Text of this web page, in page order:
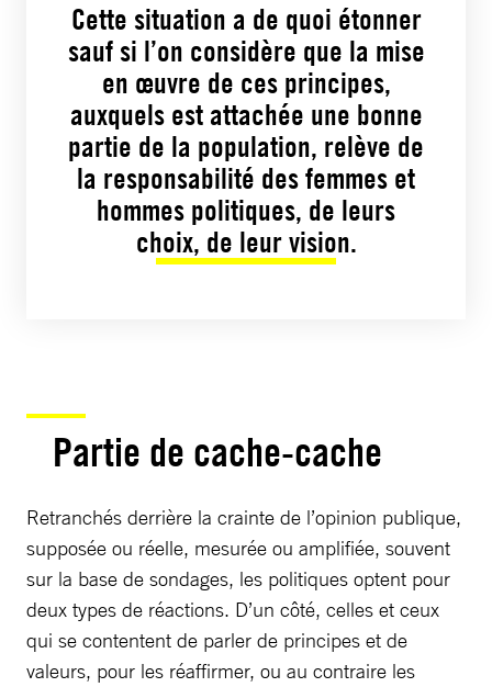
Cette situation a de quoi étonner
sauf si l’on considère que la mise
en œuvre de ces principes,
auxquels est attachée une bonne
partie de la population, relève de
la responsabilité des femmes et
hommes politiques, de leurs
choix, de leur vision.
Partie de cache-cache
Retranchés derrière la crainte de l’opinion publique,
supposée ou réelle, mesurée ou amplifiée, souvent
sur la base de sondages, les politiques optent pour
deux types de réactions. D’un côté, celles et ceux
qui se contentent de parler de principes et de
valeurs, pour les réaffirmer, ou au contraire les